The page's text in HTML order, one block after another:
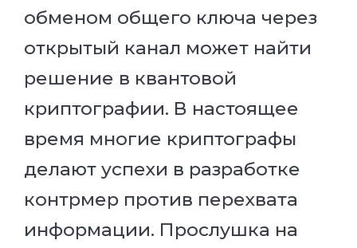
обменом общего ключа через
открытый канал может найти
решение в квантовой
криптографии. В настоящее
время многие криптографы
делают успехи в разработке
контрмер против перехвата
информации. Прослушка на